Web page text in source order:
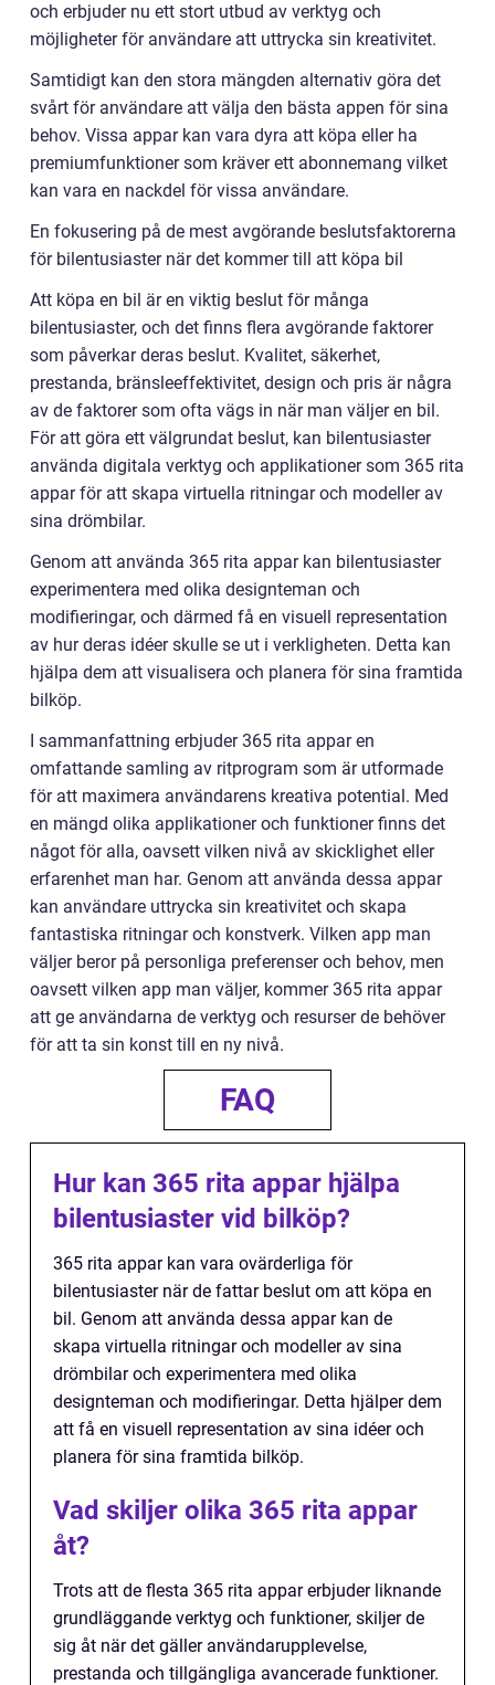
och erbjuder nu ett stort utbud av verktyg och
möjligheter för användare att uttrycka sin kreativitet.
Samtidigt kan den stora mängden alternativ göra det
svårt för användare att välja den bästa appen för sina
behov. Vissa appar kan vara dyra att köpa eller ha
premiumfunktioner som kräver ett abonnemang vilket
kan vara en nackdel för vissa användare.
En fokusering på de mest avgörande beslutsfaktorerna
för bilentusiaster när det kommer till att köpa bil
Att köpa en bil är en viktig beslut för många
bilentusiaster, och det finns flera avgörande faktorer
som påverkar deras beslut. Kvalitet, säkerhet,
prestanda, bränsleeffektivitet, design och pris är några
av de faktorer som ofta vägs in när man väljer en bil.
För att göra ett välgrundat beslut, kan bilentusiaster
använda digitala verktyg och applikationer som 365 rita
appar för att skapa virtuella ritningar och modeller av
sina drömbilar.
Genom att använda 365 rita appar kan bilentusiaster
experimentera med olika designteman och
modifieringar, och därmed få en visuell representation
av hur deras idéer skulle se ut i verkligheten. Detta kan
hjälpa dem att visualisera och planera för sina framtida
bilköp.
I sammanfattning erbjuder 365 rita appar en
omfattande samling av ritprogram som är utformade
för att maximera användarens kreativa potential. Med
en mängd olika applikationer och funktioner finns det
något för alla, oavsett vilken nivå av skicklighet eller
erfarenhet man har. Genom att använda dessa appar
kan användare uttrycka sin kreativitet och skapa
fantastiska ritningar och konstverk. Vilken app man
väljer beror på personliga preferenser och behov, men
oavsett vilken app man väljer, kommer 365 rita appar
att ge användarna de verktyg och resurser de behöver
för att ta sin konst till en ny nivå.
FAQ
Hur kan 365 rita appar hjälpa
bilentusiaster vid bilköp?
365 rita appar kan vara ovärderliga för
bilentusiaster när de fattar beslut om att köpa en
bil. Genom att använda dessa appar kan de
skapa virtuella ritningar och modeller av sina
drömbilar och experimentera med olika
designteman och modifieringar. Detta hjälper dem
att få en visuell representation av sina idéer och
planera för sina framtida bilköp.
Vad skiljer olika 365 rita appar
åt?
Trots att de flesta 365 rita appar erbjuder liknande
grundläggande verktyg och funktioner, skiljer de
sig åt när det gäller användarupplevelse,
prestanda och tillgängliga avancerade funktioner.